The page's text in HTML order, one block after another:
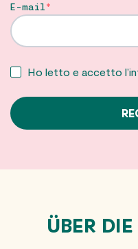
E-mail
Ho letto e accetto
ÜBER